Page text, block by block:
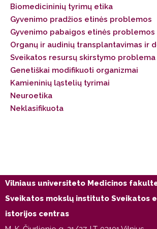
Biomedicininių tyrimų etika
Gyvenimo pradžios etinės problemos
Gyvenimo pabaigos etinės problemos
Organų ir audinių transplantavimas ir
Sveikatos resursų skirstymo problema
Genetiškai modifikuoti organizmai
Kamieninių ląstelių tyrimai
Neuroetika
Neklasifikuota
Vilniaus universiteto Medicinos
Sveikatos mokslų instituto Sveikatos
istorijos centras